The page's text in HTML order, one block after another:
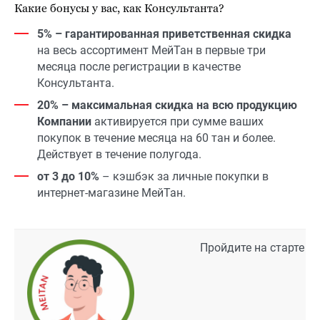
Какие бонусы у вас, как Консультанта?
5% – гарантированная приветственная скидка
на весь ассортимент МейТан в первые три
месяца после регистрации в качестве
Консультанта.
20% – максимальная скидка на всю продукцию
Компании активируется при сумме ваших
покупок в течение месяца на 60 тан и более.
Действует в течение полугода.
от 3 до 10% – кэшбэк за личные покупки в
интернет-магазине МейТан.
Пройдите на старте